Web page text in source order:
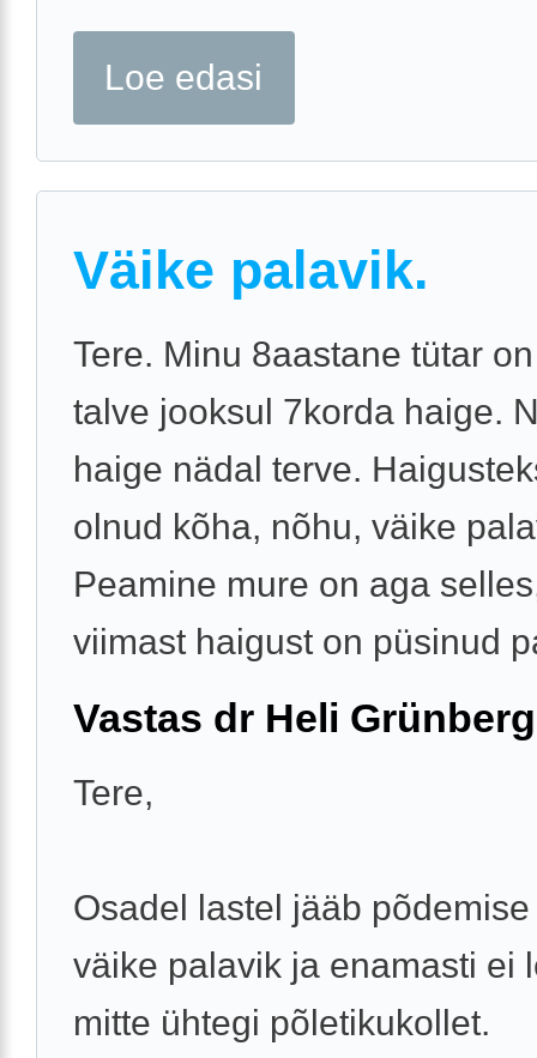
Loe edasi
Väike palavik.
Tere. Minu 8aastane tütar
talve jooksul 7korda haige.
haige nädal terve.
olnud kõha, nõhu, väike
Peamine mure on aga
viimast haigust on püsinud
Vastas dr Heli Grünberg
Tere,
Osadel lastel jääb
väike palavik ja enamasti ei
mitte ühtegi põletikukollet.